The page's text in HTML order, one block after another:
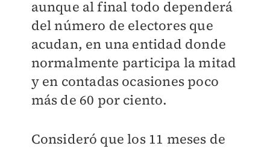
aunque al final todo dependerá
del número de electores que
acudan, en una entidad donde
normalmente participa la mitad
y en contadas ocasiones poco
más de 60 por ciento.
Consideró que los 11 meses de